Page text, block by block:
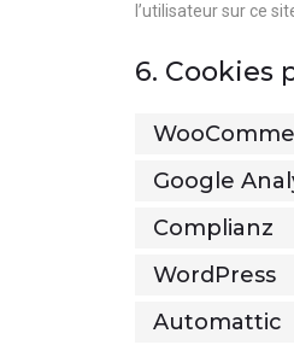
l’utilisateur sur ce
6. Cookies
Google
Complianz
WordPress
Automattic